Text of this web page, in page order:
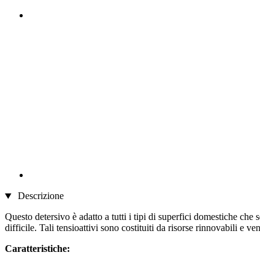
Descrizione
Questo detersivo è adatto a tutti i tipi di superfici domestiche
difficile. Tali tensioattivi sono costituiti da risorse rinnovabili e
Caratteristiche: